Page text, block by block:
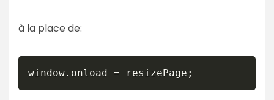
à la place de: